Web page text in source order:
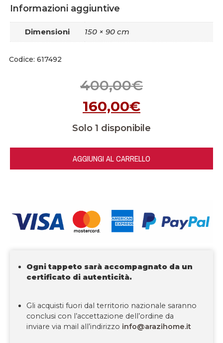
Informazioni aggiuntive
Dimensioni 150 × 90 cm
Codice: 617492
400,00€
160,00€
Solo 1 disponibile
AGGIUNGI AL CARRELLO
Ogni tappeto sarà accompagnato da un
certificato di autenticità.
Gli acquisti fuori dal territorio nazionale saranno
conclusi con l’accettazione dell’ordine da
inviare via mail all’indirizzo info@arazihome.it